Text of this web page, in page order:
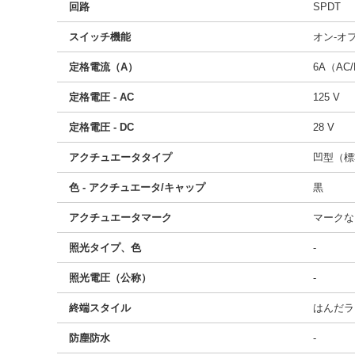
回路 SPDT
スイッチ機能 オン-オ
定格電流（A） 6A（AC/
定格電圧 - AC 125 V
定格電圧 - DC 28 V
アクチュエータタイプ 凹型（標
色 - アクチュエータ/キャップ 黒
アクチュエータマーク マークな
照光タイプ、色 -
照光電圧（公称） -
終端スタイル はんだ
防塵防水 -